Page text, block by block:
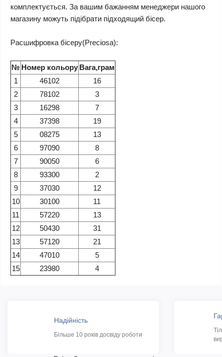
комплектується. За вашим бажанням менеджери нашого
магазину можуть підібрати підходящий бісер.
Расшифровка бісеру(Preciosa):
№ Номер кольору Вага,грам
1
46102
16
2
78102
3
3
16298
7
4
37398
19
5
08275
13
6
97090
8
7
90050
6
8
93300
2
9
37030
12
10
30100
11
11
57220
13
12
50430
31
13
57120
21
14
47010
5
15
23980 4
Надійність
Більше 10 років досвіду роботи